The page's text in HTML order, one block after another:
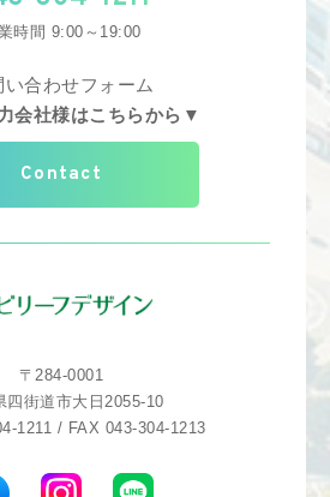
時間 9:00～19:00
い合わせフォーム
会社様はこちらから▼
Contact
〒284-0001
四街道市大日2055-10
1211 / FAX 043-304-1213